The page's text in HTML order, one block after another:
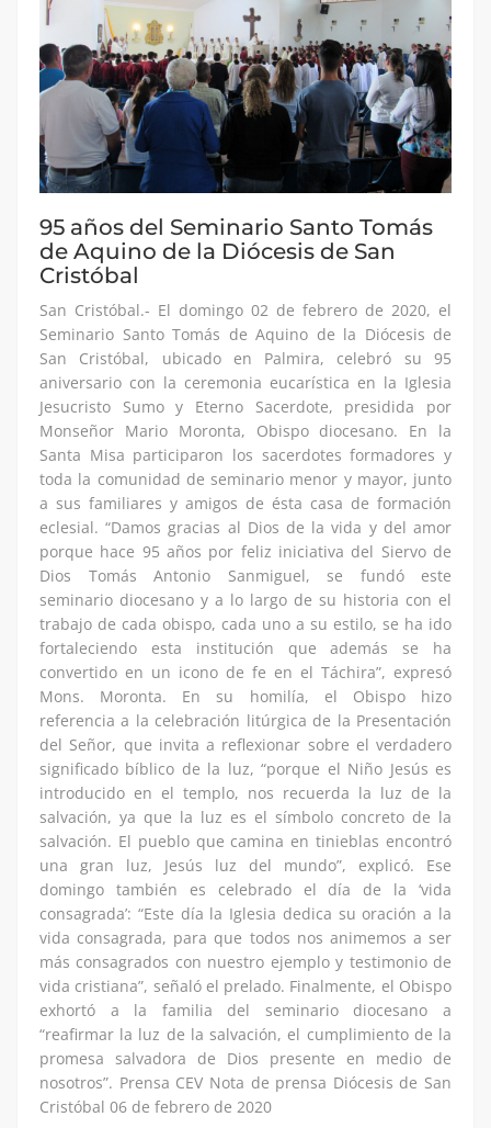
95 años del Seminario Santo Tomás
de Aquino de la Diócesis de San
Cristóbal
San Cristóbal.- El domingo 02 de febrero de 2020, el
Seminario Santo Tomás de Aquino de la Diócesis de
San Cristóbal, ubicado en Palmira, celebró su 95
aniversario con la ceremonia eucarística en la Iglesia
Jesucristo Sumo y Eterno Sacerdote, presidida por
Monseñor Mario Moronta, Obispo diocesano. En la
Santa Misa participaron los sacerdotes formadores y
toda la comunidad de seminario menor y mayor, junto
a sus familiares y amigos de ésta casa de formación
eclesial. “Damos gracias al Dios de la vida y del amor
porque hace 95 años por feliz iniciativa del Siervo de
Dios Tomás Antonio Sanmiguel, se fundó este
seminario diocesano y a lo largo de su historia con el
trabajo de cada obispo, cada uno a su estilo, se ha ido
fortaleciendo esta institución que además se ha
convertido en un icono de fe en el Táchira”, expresó
Mons. Moronta. En su homilía, el Obispo hizo
referencia a la celebración litúrgica de la Presentación
del Señor, que invita a reflexionar sobre el verdadero
significado bíblico de la luz, “porque el Niño Jesús es
introducido en el templo, nos recuerda la luz de la
salvación, ya que la luz es el símbolo concreto de la
salvación. El pueblo que camina en tinieblas encontró
una gran luz, Jesús luz del mundo”, explicó. Ese
domingo también es celebrado el día de la ‘vida
consagrada’: “Este día la Iglesia dedica su oración a la
vida consagrada, para que todos nos animemos a ser
más consagrados con nuestro ejemplo y testimonio de
vida cristiana”, señaló el prelado. Finalmente, el Obispo
exhortó a la familia del seminario diocesano a
“reafirmar la luz de la salvación, el cumplimiento de la
promesa salvadora de Dios presente en medio de
nosotros”. Prensa CEV Nota de prensa Diócesis de San
Cristóbal 06 de febrero de 2020